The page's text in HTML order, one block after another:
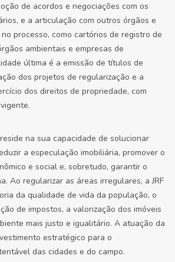
de acordos e negociações com os
e a articulação com outros órgãos e
processo, como cartórios de registro de
ambientais e empresas de
última é a emissão de títulos de
dos projetos de regularização e a
dos direitos de propriedade, com
na sua capacidade de solucionar
a especulação imobiliária, promover o
e social e, sobretudo, garantir o
Ao regularizar as áreas irregulares, a JRF
da qualidade de vida da população, o
de impostos, a valorização dos imóveis
mais justo e igualitário. A atuação da
estratégico para o
das cidades e do campo.